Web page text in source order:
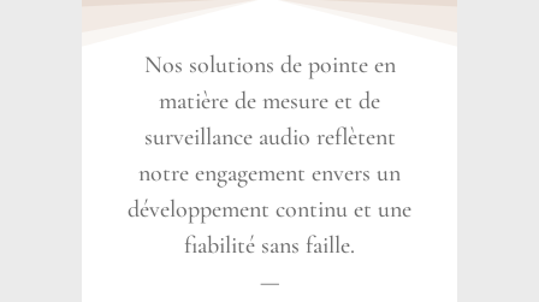
Nos solutions de pointe en
matière de mesure et de
surveillance audio reflètent
notre engagement envers un
développement continu et une
fiabilité sans faille.
—